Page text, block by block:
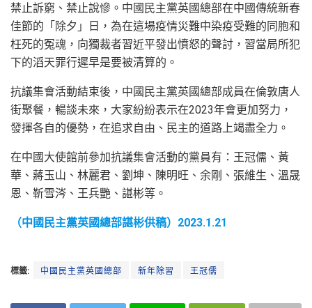
禁止訴窮、禁止說慘。中國民主黨英國總部在中國傳統新春
佳節的「除夕」日，為在這場疫情災難中染疫受難的同胞和
枉死的冤魂，向獨裁者習近平發出憤怒的聲討，習當局所犯
下的滔天罪行遲早是要被清算的。
抗議集會活動結束後，中國民主黨英國總部成員在倫敦唐人
街聚餐，暢談未來，大家紛紛表示在2023年會更加努力，
發揮各自的優勢，在追求自由、民主的道路上竭盡全力。
在中國大使館前參加抗議集會活動的黨員有：王冠儒、黃
華、蔣玉山、林麗君、劉坤、陳明旺、余剛、張維生、溫晟
恩、靳雪涔、王兵艷、諶彬等。
（中國民主黨英國總部諶彬供稿）2023.1.21
標籤: 中國民主黨英國總部 新年除習 王冠儒